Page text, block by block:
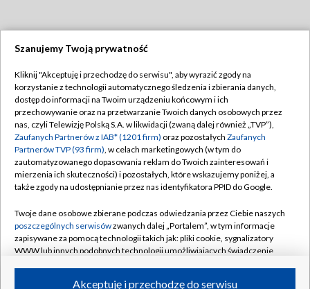
TVP
Abonament TVP
Emisja w TVP
Centrum informacji TVP
Naziemna Telewizja Cyfrowa
Rada Programowa
System NOS
Informacje o nadawcy
Regulamin TVP
Polityka prywatności
Moje zgody
Pomoc
Kontakt
Kanały
Szanujemy Twoją prywatność
Kliknij "Akceptuję i przechodzę do serwisu", aby wyrazić zgody na
korzystanie z technologii automatycznego śledzenia i zbierania danych,
dostęp do informacji na Twoim urządzeniu końcowym i ich
przechowywanie oraz na przetwarzanie Twoich danych osobowych przez
nas, czyli Telewizję Polską S.A. w likwidacji (zwaną dalej również „TVP”),
Zaufanych Partnerów z IAB* (1201 firm) oraz pozostałych Zaufanych
Partnerów TVP (93 firm), w celach marketingowych (w tym do
zautomatyzowanego dopasowania reklam do Twoich zainteresowań i
mierzenia ich skuteczności) i pozostałych, które wskazujemy poniżej, a
także zgody na udostępnianie przez nas identyfikatora PPID do Google.
Twoje dane osobowe zbierane podczas odwiedzania przez Ciebie naszych
poszczególnych serwisówzwanych dalej „Portalem”, w tym informacje
zapisywane za pomocą technologii takich jak: pliki cookie, sygnalizatory
WWW lub innych podobnych technologii umożliwiających świadczenie
Akceptuję i przechodzę do serwisu